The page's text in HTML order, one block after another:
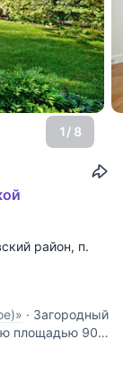
1/ 8
район, п.
· Загородный
площадью 900
формы